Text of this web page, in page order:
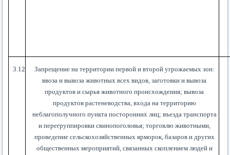
3.12
Запрещение на территории первой и второй угрожаемых зон:
ввоза и вывоза животных всех видов, заготовки и вывоза
продуктов и сырья животного происхождения; вывоза
продуктов растеневодства, входа на территорию
неблагополучного пункта посторонних лиц; въезда транспорта
и перегруппировки свинопоголовья; торговлю животными,
проведение сельскохозяйственных ярморок, базаров и других
общественных мероприятий, связанных скоплением людей и